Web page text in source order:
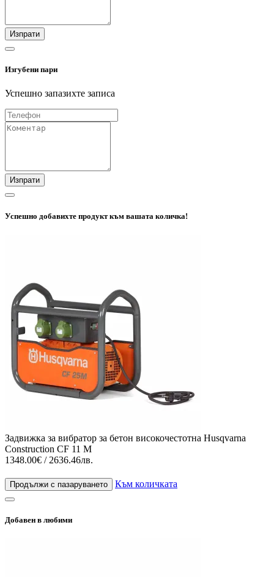
Изпрати
Изгубени пари
Успешно запазихте записа
Изпрати
Успешно добавихте продукт към вашата количка!
Задвижка за вибратор за бетон високочестотна Husqvarna
Construction CF 11 M
1348.00€ / 2636.46лв.
Продължи с пазаруването Към количката
Добавен в любими